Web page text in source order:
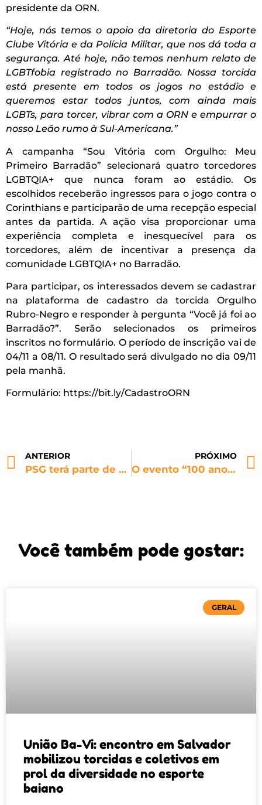
presidente da ORN.
“Hoje, nós temos o apoio da diretoria do Esporte
Clube Vitória e da Polícia Militar, que nos dá toda a
segurança. Até hoje, não temos nenhum relato de
LGBTfobia registrado no Barradão. Nossa torcida
está presente em todos os jogos no estádio e
queremos estar todos juntos, com ainda mais
LGBTs, para torcer, vibrar com a ORN e empurrar o
nosso Leão rumo à Sul-Americana.”
A campanha “Sou Vitória com Orgulho: Meu
Primeiro Barradão” selecionará quatro torcedores
LGBTQIA+ que nunca foram ao estádio. Os
escolhidos receberão ingressos para o jogo contra o
Corinthians e participarão de uma recepção especial
antes da partida. A ação visa proporcionar uma
experiência completa e inesquecível para os
torcedores, além de incentivar a presença da
comunidade LGBTQIA+ no Barradão.
Para participar, os interessados devem se cadastrar
na plataforma de cadastro da torcida Orgulho
Rubro-Negro e responder à pergunta “Você já foi ao
Barradão?”. Serão selecionados os primeiros
inscritos no formulário. O período de inscrição vai de
04/11 a 08/11. O resultado será divulgado no dia 09/11
pela manhã.
Formulário: https://bit.ly/CadastroORN
ANTERIOR
PSG terá parte de arquibancada fechada por cânticos homofóbicos de sua torcida
PRÓXIMO
O evento “100 anos da Resposta Histórica: antirracismo e antiLGBTfobia no futebol”, no dia 25 de novembro
Você também pode gostar:
GERAL
União Ba-Vi: encontro em Salvador
mobilizou torcidas e coletivos em
prol da diversidade no esporte
baiano